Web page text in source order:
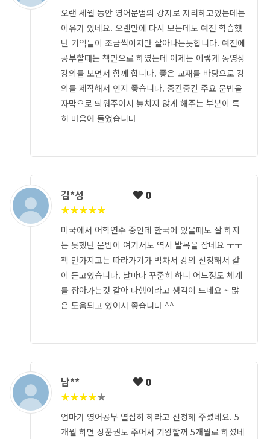
오랜 세월 동안 영어문법의 강자로 자리하고있는데는
이유가 있네요. 오랜만에 다시 보는데도 예전 학습했
던 기억들이 조금씩이지만 살아나는듯합니다. 예전에
공부할때는 책만으로 하였는데 이제는 이렇게 동영상
강의를 보면서 함께 합니다. 좋은 교재를 바탕으로 강
의를 제작해서 인지 좋습니다. 중간중간 주요 문법을
자막으로 띄워주어서 놓치지 않게 해주는 부분이 특
히 마음에 들었습니다
김*성 0
★★★★★
미국에서 어학연수 중인데 한국에 있을때도 잘 하지
는 못했던 문법이 여기서도 역시 발목을 잡네요 ㅜㅜ
책 만가지고는 따라가기가 벅차서 강의 신청해서 같
이 듣고있습니다. 날마다 꾸준히 하니 어느정도 체계
를 잡아가는것 같아 다행이라고 생각이 드네요 ~ 많
은 도움되고 있어서 좋습니다 ^^
남** 0
★★★★★
엄마가 영어공부 열심히 하라고 신청해 주셨네요. 5
개월 하면 상품권도 주어서 기왕할꺼 5개월로 하셨네